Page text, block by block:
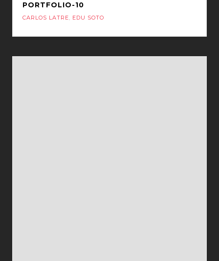
PORTFOLIO-10
CARLOS LATRE, EDU SOTO